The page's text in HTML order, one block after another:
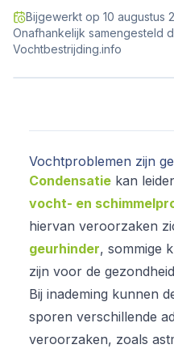
Bijgewerkt op 10 augustus
Onafhankelijk samengesteld
Vochtbestrijding.info
Vochtproblemen zijn
Condensatie kan
vocht- en
hiervan veroorzaken
geurhinder, sommige
zijn voor de
Bij inademing kunnen
sporen verschillende
veroorzaken, zoals